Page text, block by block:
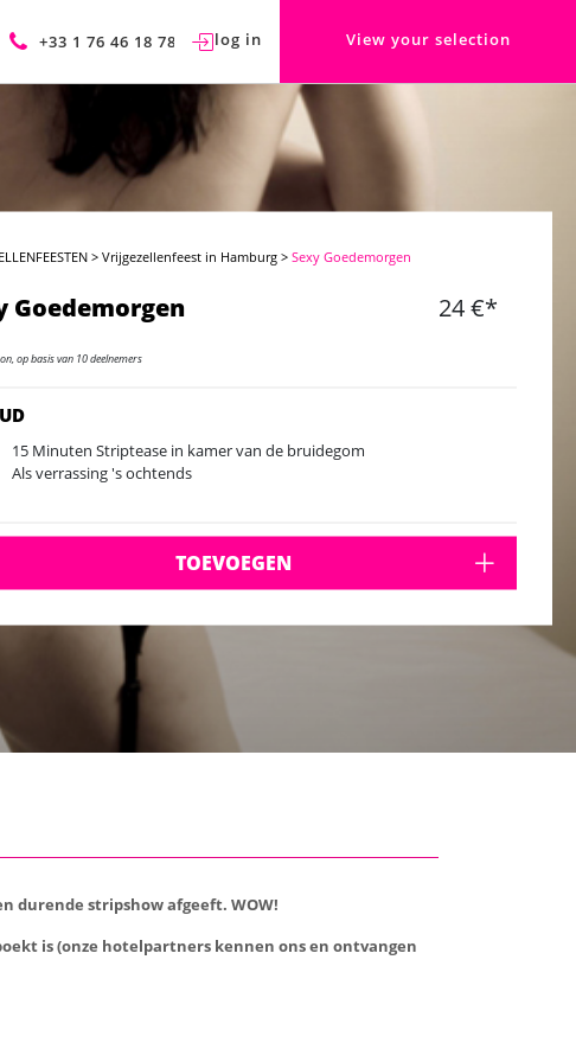
+33 1 76 46 18 78 log in View your selection
>Vrijgezellenfeest in Hamburg >Sexy Goedemorgen
Goedemorgen 24 €*
op basis van 10 deelnemers
15 Minuten Striptease in kamer van de bruidegom
Als verrassing 's ochtends
TOEVOEGEN
durende stripshow afgeeft. WOW!
is (onze hotelpartners kennen ons en ontvangen